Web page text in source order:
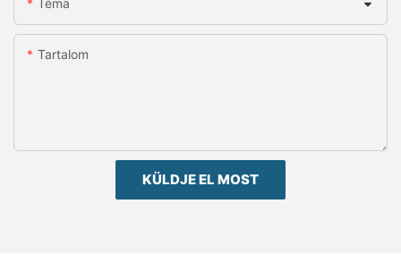
Téma
Tartalom
KÜLDJE EL MOST